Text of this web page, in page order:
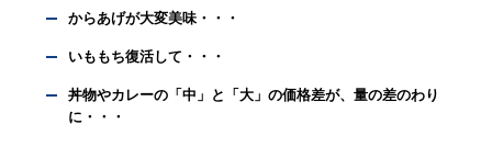
からあげが大変美味・・・
いももち復活して・・・
丼物やカレーの「中」と「大」の価格差が、量の差のわり
に・・・